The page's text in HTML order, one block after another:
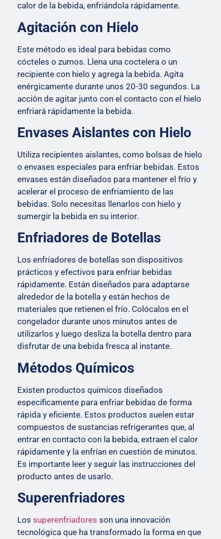
calor de la bebida, enfriándola rápidamente.
Agitación con Hielo
Este método es ideal para bebidas como
cócteles o zumos. Llena una coctelera o un
recipiente con hielo y agrega la bebida. Agita
enérgicamente durante unos 20-30 segundos. La
acción de agitar junto con el contacto con el hielo
enfriará rápidamente la bebida.
Envases Aislantes con Hielo
Utiliza recipientes aislantes, como bolsas de hielo
o envases especiales para enfriar bebidas. Estos
envases están diseñados para mantener el frío y
acelerar el proceso de enfriamiento de las
bebidas. Solo necesitas llenarlos con hielo y
sumergir la bebida en su interior.
Enfriadores de Botellas
Los enfriadores de botellas son dispositivos
prácticos y efectivos para enfriar bebidas
rápidamente. Están diseñados para adaptarse
alrededor de la botella y están hechos de
materiales que retienen el frío. Colócalos en el
congelador durante unos minutos antes de
utilizarlos y luego desliza la botella dentro para
disfrutar de una bebida fresca al instante.
Métodos Químicos
Existen productos químicos diseñados
específicamente para enfriar bebidas de forma
rápida y eficiente. Estos productos suelen estar
compuestos de sustancias refrigerantes que, al
entrar en contacto con la bebida, extraen el calor
rápidamente y la enfrían en cuestión de minutos.
Es importante leer y seguir las instrucciones del
producto antes de usarlo.
Superenfriadores
Los superenfriadores son una innovación
tecnológica que ha transformado la forma en que